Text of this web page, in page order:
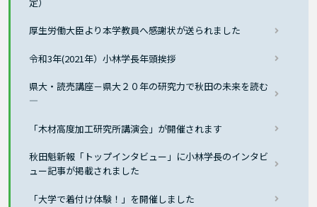
厚生労働大臣より本学教員へ感謝状が送られました
令和3年(2021年）小林学長年頭挨拶
県大・読売講座－県大２０年の研究力で秋田の未来を読む
―
「木材高度加工研究所講演会」が開催されます
秋田魁新報「トップインタビュー」に小林学長のインタビ
ュー記事が掲載されました
「大学で着付け体験！」を開催しました